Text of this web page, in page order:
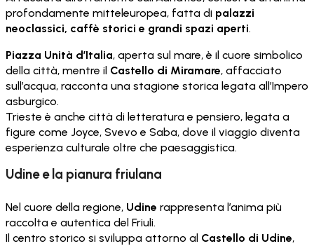
profondamente mitteleuropea, fatta di palazzi
neoclassici, caffè storici e grandi spazi aperti.
Piazza Unità d’Italia, aperta sul mare, è il cuore simbolico
della città, mentre il Castello di Miramare, affacciato
sull’acqua, racconta una stagione storica legata all’Impero
asburgico.
Trieste è anche città di letteratura e pensiero, legata a
figure come Joyce, Svevo e Saba, dove il viaggio diventa
esperienza culturale oltre che paesaggistica.
Udine e la pianura friulana
Nel cuore della regione, Udine rappresenta l’anima più
raccolta e autentica del Friuli.
Il centro storico si sviluppa attorno al Castello di Udine,